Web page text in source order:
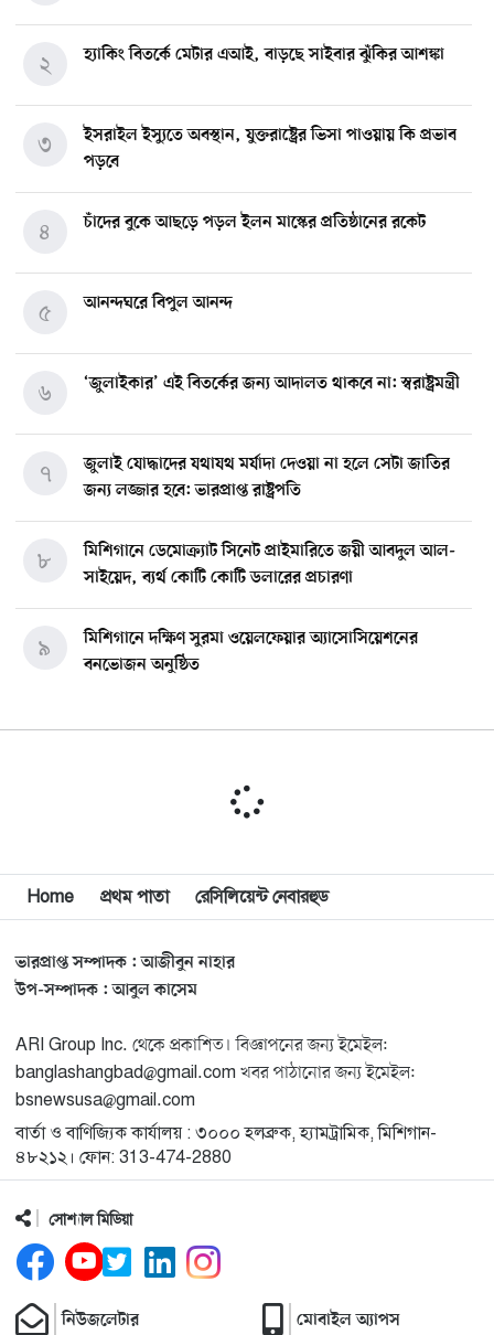
হ্যাকিং বিতর্কে মেটার এআই, বাড়ছে সাইবার ঝুঁকির আশঙ্কা
২
ইসরাইল ইস্যুতে অবস্থান, যুক্তরাষ্ট্রের ভিসা পাওয়ায় কি প্রভাব
পড়বে
৩
চাঁদের বুকে আছড়ে পড়ল ইলন মাস্কের প্রতিষ্ঠানের রকেট
৪
আনন্দঘরে বিপুল আনন্দ
৫
‘জুলাইকার’ এই বিতর্কের জন্য আদালত থাকবে না: স্বরাষ্ট্রমন্ত্রী
৬
জুলাই যোদ্ধাদের যথাযথ মর্যাদা দেওয়া না হলে সেটা জাতির
জন্য লজ্জার হবে: ভারপ্রাপ্ত রাষ্ট্রপতি
৭
মিশিগানে ডেমোক্র্যাট সিনেট প্রাইমারিতে জয়ী আবদুল আল-
সাইয়েদ, ব্যর্থ কোটি কোটি ডলারের প্রচারণা
৮
মিশিগানে দক্ষিণ সুরমা ওয়েলফেয়ার অ্যাসোসিয়েশনের
বনভোজন অনুষ্ঠিত
৯
বিশ্বজুড়ে কূটনৈতিক পুনর্বিন্যাস, ৫ অঞ্চলে মিশন বন্ধ করছে
১০
মিশিগানে ফ্রেন্ডস এন্ড ফ্যামিলির বনভোজনে প্রাণের উচ্ছ্বাস
মিশিগানে ডেমোক্র্যাটদের প্রাইমারিতে আল-সাইয়েদকে হারাতে
কেন এত মরিয়া ইসারায়েলি লবি এআইপ্যাক
১২
মুনা দাওয়াহ কনফারেন্স ২০২৬ সম্পর্কে প্রেস ব্রিফিং
১৩
শেখ হাসিনার সঙ্গে সংবাদ সম্মেলনে থাকছেন সাকিব আল
হাসান
১৪
যুক্তরাষ্ট্রকে ছাড়ে বাধ্য করতে কোন কৌশলে ওয়াশিংটনের ওপর
চাপ বাড়াচ্ছে ইরান
১৫
ওয়ান
১৬
মুক্তিযোদ্ধাদের তালিকা তৈরিতে সহযোগিতায় আগ্রহী যুক্তরাষ্ট্র
Home প্রথম পাতা রেসিলিয়েন্ট নেবারহুড
ভারপ্রাপ্ত সম্পাদক : আজীবুন নাহার
উপ-সম্পাদক : আবুল কাসেম
ARI Group Inc. থেকে প্রকাশিত। বিজ্ঞাপনের জন্য ইমেইল:
banglashangbad@gmail.com খবর পাঠানোর জন্য ইমেইল:
bsnewsusa@gmail.com
বার্তা ও বাণিজ্যিক কার্যালয় : ৩০০০ হলব্রুক, হ্যামট্রামিক, মিশিগান-
৪৮২১২। ফোন: 313-474-2880
সোশ্যাল মিডিয়া
নিউজলেটার মোবাইল অ্যাপস